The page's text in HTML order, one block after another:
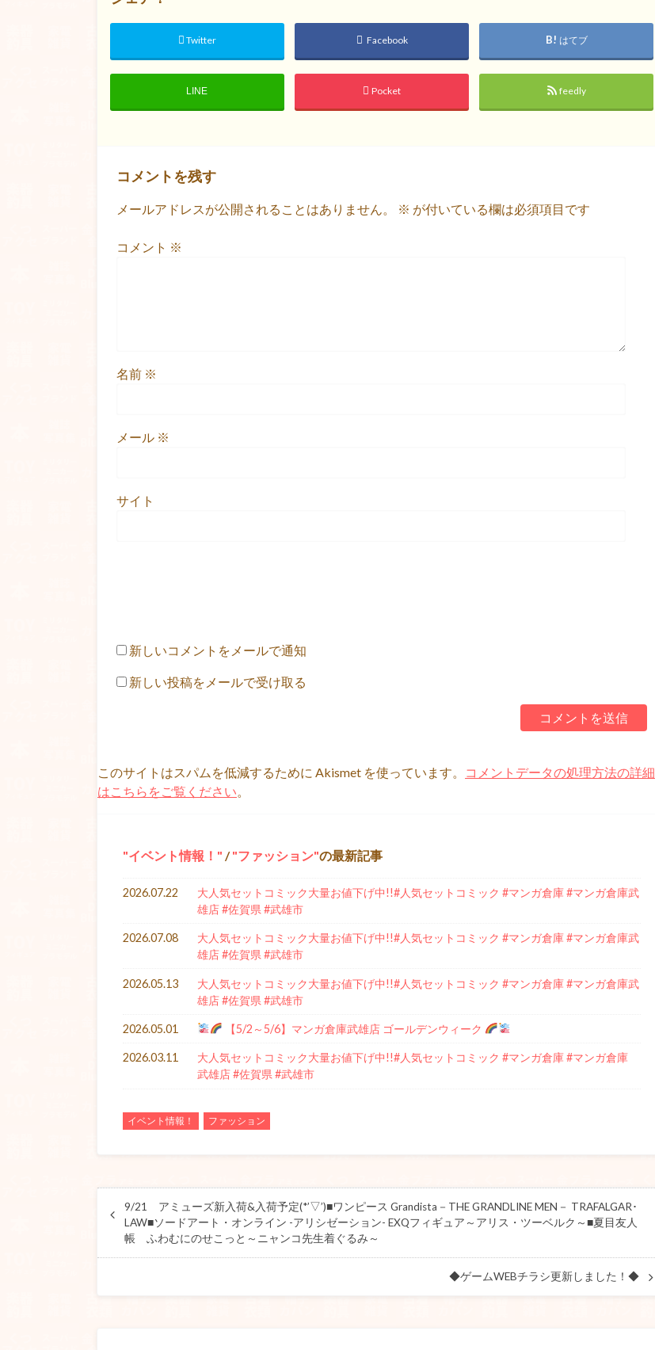
Twitter Facebook はてブ
LINE Pocket feedly
コメントを残す
メールアドレスが公開されることはありません。 ※ が付いている欄は必須項目です
コメント ※
名前 ※
メール ※
サイト
新しいコメントをメールで通知
新しい投稿をメールで受け取る
このサイトはスパムを低減するために Akismet を使っています。
コメントデータの処理方法の詳細
はこちらをご覧ください
イベント情報！ / ファッション の最新記事
2026.07.22
大人気セットコミック大量お値下げ中!!#人気セットコミック #マンガ倉庫 #マンガ倉庫武
雄店 #佐賀県 #武雄市
2026.07.08
大人気セットコミック大量お値下げ中!!#人気セットコミック #マンガ倉庫 #マンガ倉庫武
雄店 #佐賀県 #武雄市
2026.05.13
大人気セットコミック大量お値下げ中!!#人気セットコミック #マンガ倉庫 #マンガ倉庫武
雄店 #佐賀県 #武雄市
2026.05.01 【5/2～5/6】マンガ倉庫武雄店 ゴールデンウィーク
2026.03.11
大人気セットコミック大量お値下げ中!!#人気セットコミック #マンガ倉庫 #マンガ倉庫
武雄店 #佐賀県 #武雄市
イベント情報！ ファッション
9/21 アミューズ新入荷&入荷予定(*’▽’)■ワンピース Grandista－THE GRANDLINE MEN－ TRAFALGAR･
LAW■ソードアート・オンライン -アリシゼーション- EXQフィギュア～アリス・ツーベルク～■夏目友人
帳 ふわむにのせこっと～ニャンコ先生着ぐるみ～
◆ゲームWEBチラシ更新しました！◆